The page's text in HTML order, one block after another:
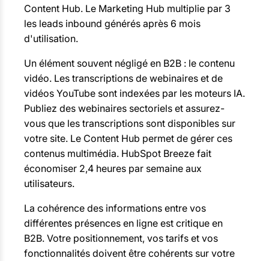
Content Hub. Le Marketing Hub multiplie par 3
les leads inbound générés après 6 mois
d'utilisation.
Un élément souvent négligé en B2B : le contenu
vidéo. Les transcriptions de webinaires et de
vidéos YouTube sont indexées par les moteurs IA.
Publiez des webinaires sectoriels et assurez-
vous que les transcriptions sont disponibles sur
votre site. Le Content Hub permet de gérer ces
contenus multimédia. HubSpot Breeze fait
économiser 2,4 heures par semaine aux
utilisateurs.
La cohérence des informations entre vos
différentes présences en ligne est critique en
B2B. Votre positionnement, vos tarifs et vos
fonctionnalités doivent être cohérents sur votre